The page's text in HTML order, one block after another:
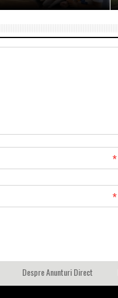
*
*
Despre Anunturi Direct